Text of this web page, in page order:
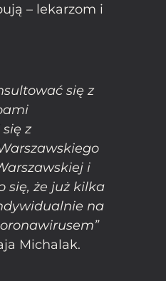
– lekarzom i
się z
z
i
się, że już kilka
na
Michalak.